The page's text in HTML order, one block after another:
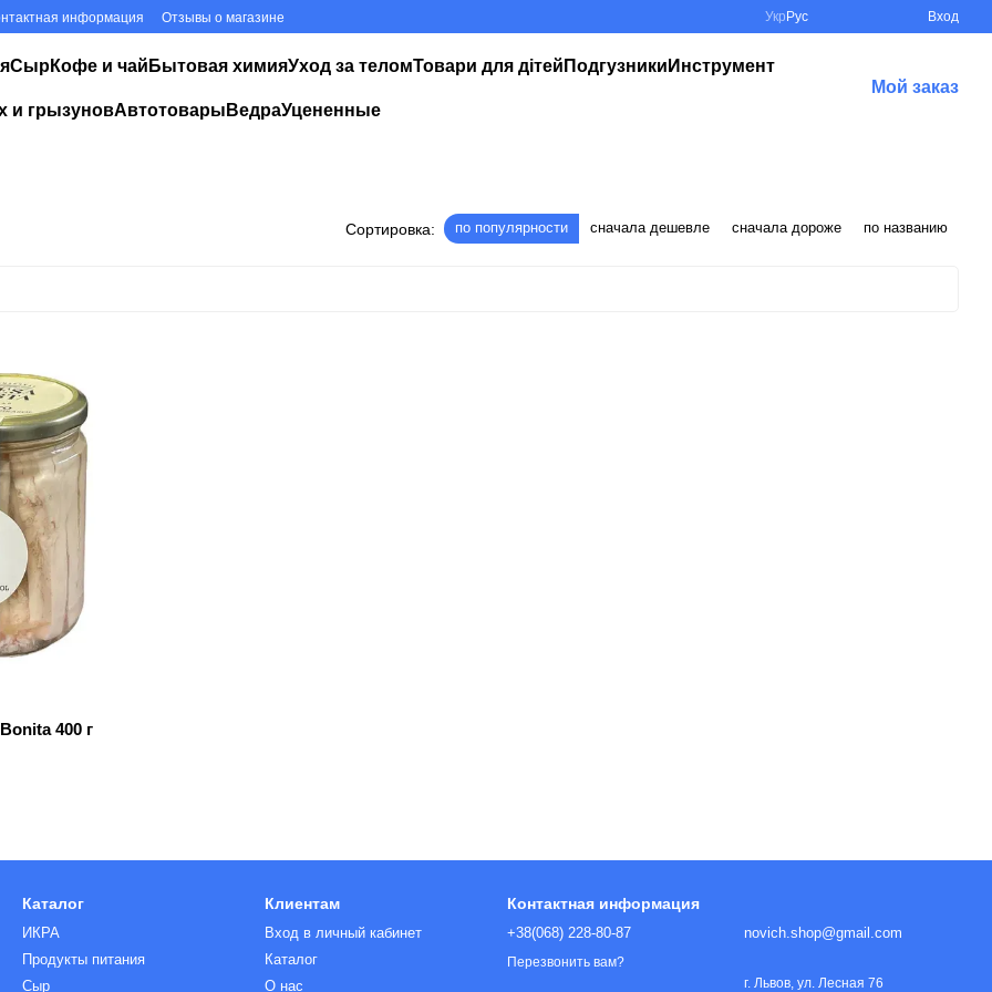
информация Отзывы о магазине Укр Рус Вход
СырКофе и чай Бытовая химияУход за теломТовари для дітей Подгузники Инструмент
и грызуновАвтотовары ВедраУцененные
Мой заказ
Сортировка: по популярности сначала дешевле сначала дороже по названию
400 г
Каталог
ИКРА
Продукты питания
Сыр
Клиентам
Вход в личный кабинет
Каталог
О нас
Контактная информация
+38(068) 228-80-87
Перезвонить вам?
novich.shop@gmail.com
г. Львов, ул. Лесная 76